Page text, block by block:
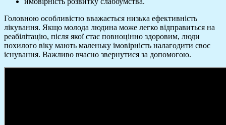
Головною особливістю вважається низька ефективність
лікування. Якщо молода людина може легко відправиться на
реабілітацію, після якої стає повноцінно здоровим, люди
похилого віку мають маленьку імовірність налагодити своє
існування. Важливо вчасно звернутися за допомогою.